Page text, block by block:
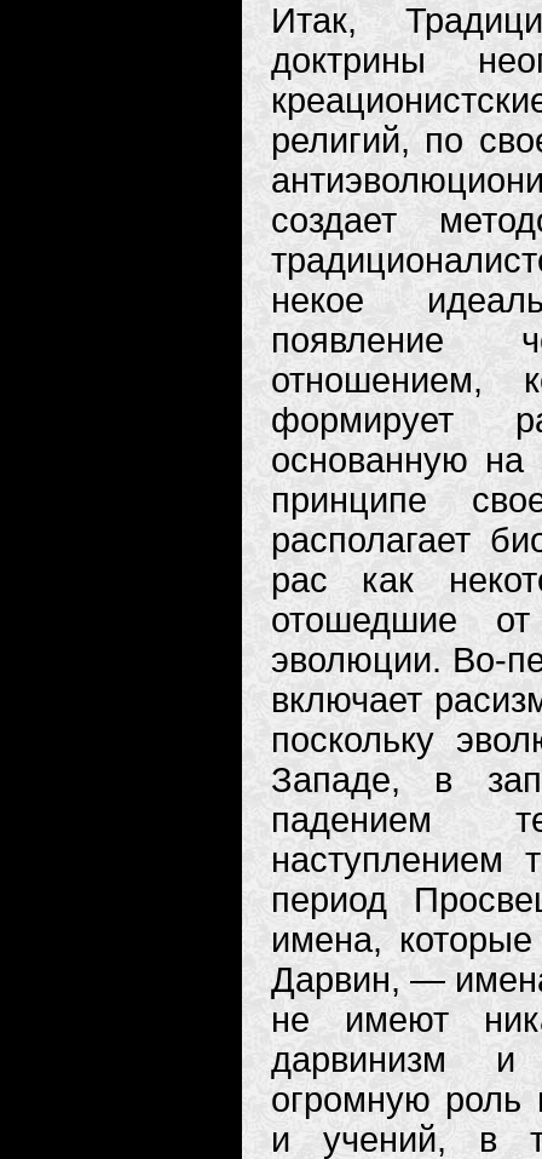
Итак,
доктрины
религий, по
создает
некое
появление
отношением,
формирует
основанную на
принципе
располагает
рас как
отошедшие
эволюции. Во-
включает
поскольку
Западе, в
падением
наступлением
период
имена,
Дарвин, —
не имеют
дарвинизм и
огромную роль
и учений, в